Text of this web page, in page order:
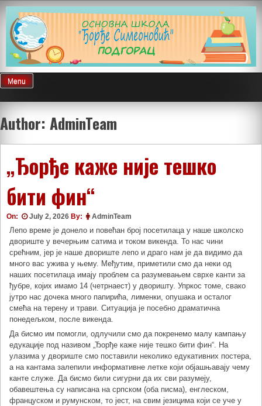
Skip
content
Menu
Author: AdminTeam
„Ђорђе каже није тешко
бити фин“
On: July 2, 2026 By: AdminTeam
Лепо време је донело и повећан број посетилаца у наше школско
двориште у вечерњим сатима и током викенда. То нас чини
срећним, јер је наше двориште лепо и драго нам је да видимо да
много вас ужива у њему. Међутим, приметили смо да неки од
наших посетилаца имају проблем са разумевањем сврхе канти за
ђубре, којих имамо 14 (четрнаест) у дворишту. Упркос томе, свако
јутро нас дочека много папирића, лименки, опушака и осталог
смећа на терену и трави. Ситуација је посебно драматична
понедељком, после викенда.
Да бисмо им помогли, одлучили смо да покренемо малу кампању
едукације под називом „Ђорђе каже није тешко бити фин“. На
улазима у двориште смо поставили неколико едукативних постера,
а на кантама залепили информативне летке који објашњавају чему
канте служе. Да бисмо били сигурни да их сви разумеју,
обавештења су написана на српском (оба писма), енглеском,
француском и румунском, то јест, на свим језицима који се уче у